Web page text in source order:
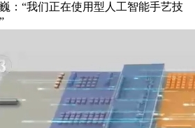
：“我们正在使用型人工智能手艺技